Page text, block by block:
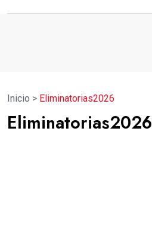
Inicio > Eliminatorias2026
Eliminatorias2026